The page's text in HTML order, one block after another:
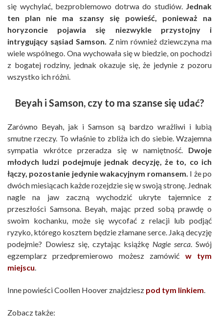
się wychylać, bezproblemowo dotrwa do studiów. Jednak
ten plan nie ma szansy się powieść, ponieważ na
horyzoncie pojawia się niezwykle przystojny i
intrygujący sąsiad Samson. Z nim również dziewczyna ma
wiele wspólnego. Ona wychowała się w biedzie, on pochodzi
z bogatej rodziny, jednak okazuje się, że jedynie z pozoru
wszystko ich różni.
Beyah i Samson, czy to ma szanse się udać?
Zarówno Beyah, jak i Samson są bardzo wrażliwi i lubią
smutne rzeczy. To właśnie to zbliża ich do siebie. Wzajemna
sympatia wkrótce przeradza się w namiętność. Dwoje
młodych ludzi podejmuje jednak decyzję, że to, co ich
łączy, pozostanie jedynie wakacyjnym romansem. I że po
dwóch miesiącach każde rozejdzie się w swoją stronę. Jednak
nagle na jaw zaczną wychodzić ukryte tajemnice z
przeszłości Samsona. Beyah, mając przed sobą prawdę o
swoim kochanku, może się wycofać z relacji lub podjąć
ryzyko, którego kosztem będzie złamane serce. Jaką decyzję
podejmie? Dowiesz się, czytając książkę Nagie serca. Swój
egzemplarz przedpremierowo możesz zamówić w tym
miejscu.
Inne powieści Coollen Hoover znajdziesz pod tym linkiem.
Zobacz także: